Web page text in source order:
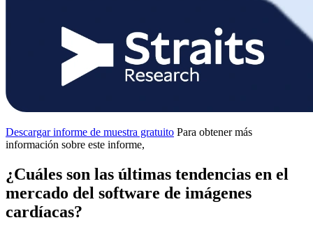
Descargar informe de muestra gratuito Para obtener más
información sobre este informe,
¿Cuáles son las últimas tendencias en el
mercado del software de imágenes
cardíacas?